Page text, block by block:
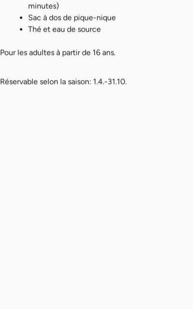
minutes)
Sac à dos de pique-nique
Thé et eau de source
Pour les adultes à partir de 16 ans.
Réservable selon la saison: 1.4.-31.10.